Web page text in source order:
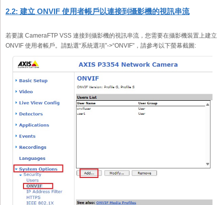
2.2: 建立 ONVIF 使用者帳戶以連接到攝影機的視訊串流
若要讓 CameraFTP VSS 連接到攝影機的視訊串流，您需要在攝影機裝置上建立
ONVIF 使用者帳戶。請點選“系統選項”->“ONVIF”，請參考以下螢幕截圖: